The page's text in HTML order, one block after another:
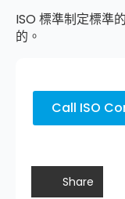
ISO 標準制定標準
的。
Call ISO
Share